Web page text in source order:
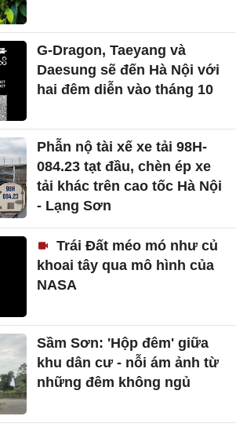
G-Dragon, Taeyang và
Daesung sẽ đến Hà Nội với
hai đêm diễn vào tháng 10
Phẫn nộ tài xế xe tải 98H-
084.23 tạt đầu, chèn ép xe
tải khác trên cao tốc Hà Nội
- Lạng Sơn
Trái Đất méo mó như củ
khoai tây qua mô hình của
NASA
Sầm Sơn: 'Hộp đêm' giữa
khu dân cư - nỗi ám ảnh từ
những đêm không ngủ